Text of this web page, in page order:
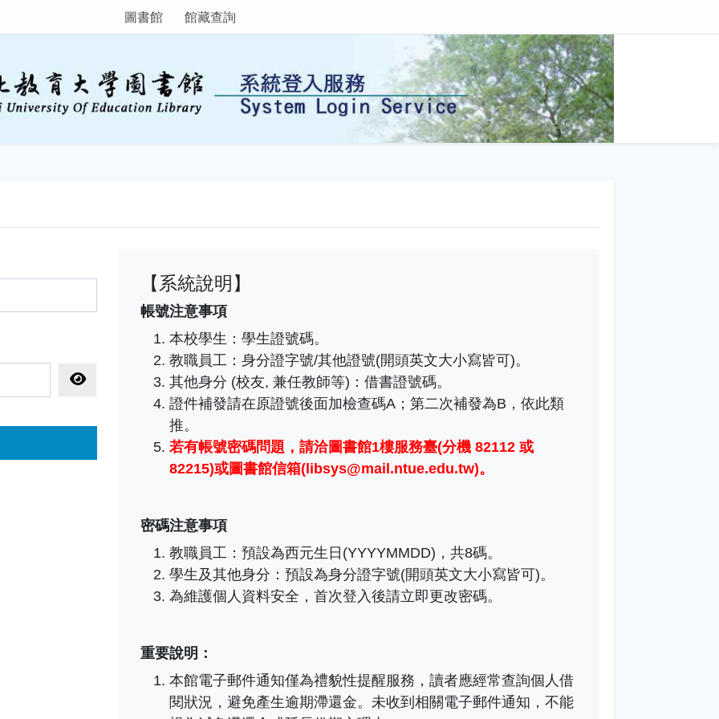
圖書館 館藏查詢
顯示密碼
【系統說明】
帳號注意事項
本校學生：學生證號碼。
教職員工 ：身分證字號/其他證號(開頭英文大小寫皆可)。
其他身分 (校友, 兼任教師等)：借書證號碼。
證件補發請在原證號後面加檢查碼A；第二次補發為B，依此類
推。
若有帳號密碼問題，請洽圖書館1樓服務臺(分機 82112 或
82215)或圖書館信箱(libsys@mail.ntue.edu.tw)。
密碼注意事項
教職員工：預設為西元生日(YYYYMMDD)，共8碼。
學生及其他身分：預設為身分證字號(開頭英文大小寫皆可)。
為維護個人資料安全，首次登入後請立即更改密碼。
重要說明：
本館電子郵件通知僅為禮貌性提醒服務，讀者應經常查詢個人借
閱狀況，避免產生逾期滯還金。未收到相關電子郵件通知，不能